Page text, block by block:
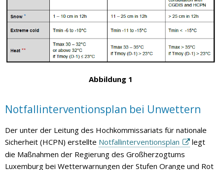
Abbildung 1
Notfallinterventionsplan bei Unwettern
Der unter der Leitung des Hochkommissariats für nationale
Sicherheit (HCPN) erstellte Notfallinterventionsplan
legt
die Maßnahmen der Regierung des Großherzogtums
Luxemburg bei Wetterwarnungen der Stufen Orange und Rot